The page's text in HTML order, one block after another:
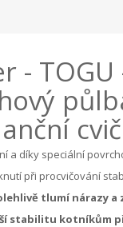
- TOGU
a díky speciální
při procvičování
tlumí nárazy a
stabilitu kotníkům